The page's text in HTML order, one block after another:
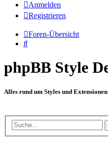
Anmelden
Registrieren
Foren-Übersicht
Suche
phpBB Style
Alles rund um Styles und